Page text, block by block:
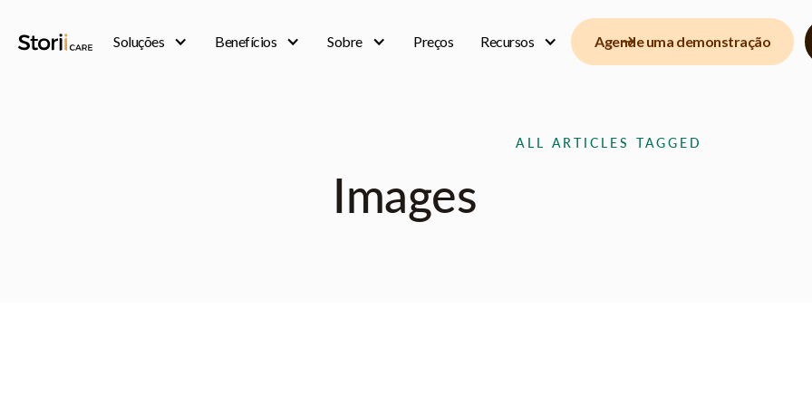
Soluções Benefícios Sobre Preços Recursos Agende uma demonstração
ALL ARTICLES TAGGED
Images